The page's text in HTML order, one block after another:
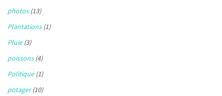
photos(13)
Plantations(1)
Pluie(3)
poissons(4)
Politique(1)
potager(10)